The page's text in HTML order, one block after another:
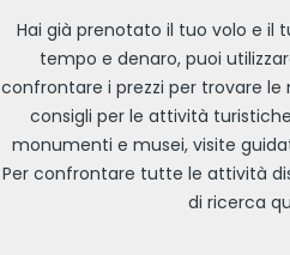
Hai già prenotato il tuo volo e il
tempo e denaro, puoi
confrontare i prezzi per trovare
consigli per le attività
monumenti e musei, visite
Per confrontare tutte le attività
di ricerca